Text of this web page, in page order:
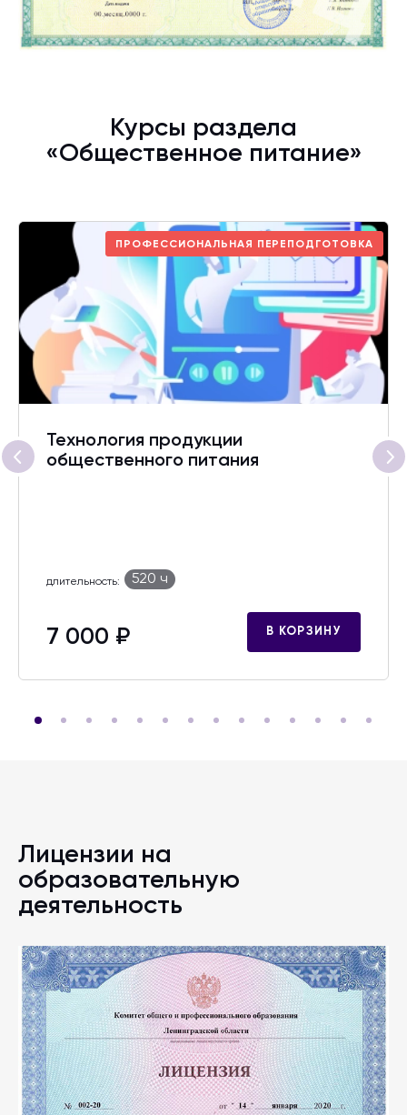
Курсы раздела
«Общественное питание»
ПРОФЕССИОНАЛЬНАЯ ПЕРЕПОДГОТОВКА
Технология продукции
общественного питания
длительность: 520 ч
7 000 ₽ В КОРЗИНУ
Лицензии на
образовательную
деятельность